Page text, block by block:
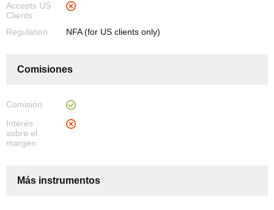
Accepts US
Clients
Regulation
NFA (for US clients only)
Comisiones
Comisión
Interés
sobre el
margen
Más instrumentos